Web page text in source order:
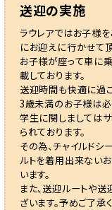
送迎の実施
ラウレアではお子様を
にお迎えに行かせて
お子様が座って車に
載しております。
送迎時間も快適に過
3歳未満のお子様は必
学生に関しましては
られております。
その為、チャイルドシ
ルトを着用出来ない
います。
また、送迎ルートや
ざいます。予めご了承